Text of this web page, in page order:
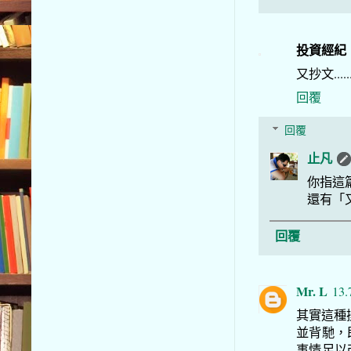
投資經紀
又抄文
回覆
回覆
止凡
你指這
還有「
回覆
Mr. L
其實這種
並背馳